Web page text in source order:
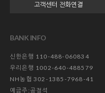
고객센터 전화연결
BANK INFO
신한은행 110-488-060834
우리은행 1002-640-488579
NH농협 302-1385-7968-41
예금주:공정석